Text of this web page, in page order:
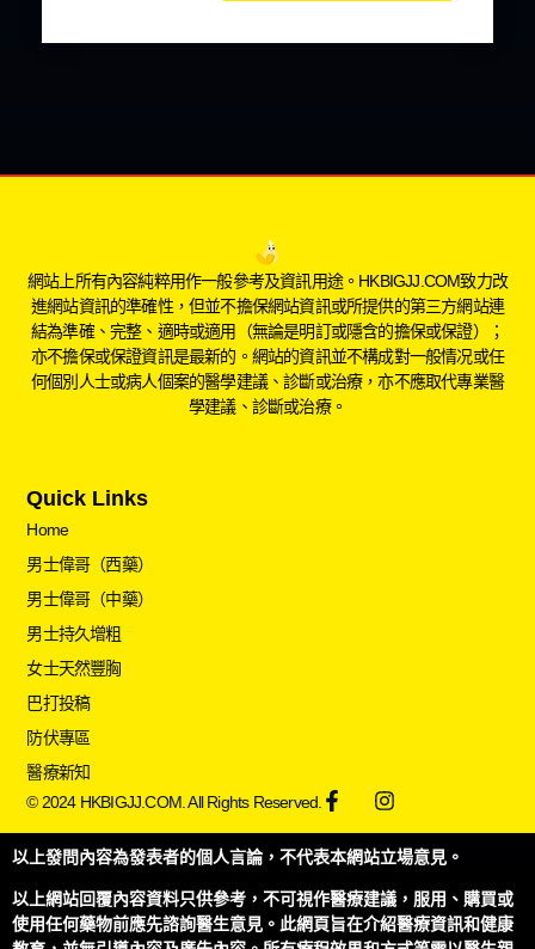
網站上所有內容純粹用作一般參考及資訊用途。HKBIGJJ.COM致力改
進網站資訊的準確性，但並不擔保網站資訊或所提供的第三方網站連
結為準確、完整、適時或適用（無論是明訂或隱含的擔保或保證）；
亦不擔保或保證資訊是最新的。網站的資訊並不構成對一般情况或任
何個別人士或病人個案的醫學建議、診斷或治療，亦不應取代專業醫
學建議、診斷或治療。
Quick Links
Home
男士偉哥（西藥）
男士偉哥（中藥）
男士持久增粗
女士天然豐胸
巴打投稿
防伏專區
醫療新知
© 2024 HKBIGJJ.COM. All Rights Reserved.
以上發問內容為發表者的個人言論，不代表本網站立場意見。
以上網站回覆內容資料只供參考，不可視作醫療建議，服用、購買或
使用任何藥物前應先諮詢醫生意見。此網頁旨在介紹醫療資訊和健康